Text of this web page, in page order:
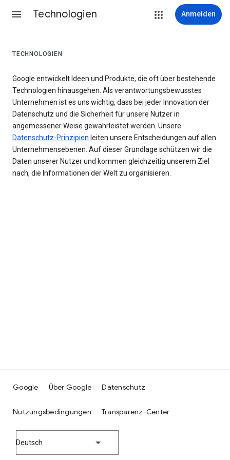
Technologien Anmelden
TECHNOLOGIEN
Google entwickelt Ideen und Produkte, die oft über bestehende
Technologien hinausgehen. Als verantwortungsbewusstes
Unternehmen ist es uns wichtig, dass bei jeder Innovation der
Datenschutz und die Sicherheit für unsere Nutzer in
angemessener Weise gewährleistet werden. Unsere
Datenschutz-Prinzipien leiten unsere Entscheidungen auf allen
Unternehmensebenen. Auf dieser Grundlage schützen wir die
Daten unserer Nutzer und kommen gleichzeitig unserem Ziel
nach, die Informationen der Welt zu organisieren.
Google Über Google Datenschutz
Nutzungsbedingungen Transparenz-Center
Deutsch